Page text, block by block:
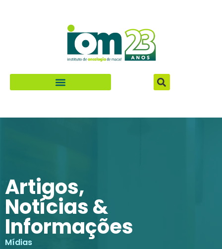
Artigos,
Notícias &
Informações
Mídias